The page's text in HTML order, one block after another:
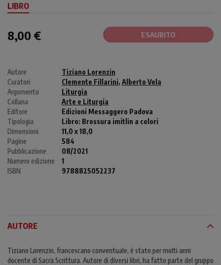
LIBRO
8,00 € ESAURITO
Autore
Tiziano Lorenzin
Curatori
Clemente Fillarini, Alberto Vela
Argomento
Liturgia
Collana
Arte e Liturgia
Editore
Edizioni Messaggero Padova
Tipologia
Libro: Brossura imitlin a colori
Dimensioni
11,0 x 18,0
Pagine
584
Pubblicazione
08/2021
Numero edizione
1
ISBN
9788825052237
AUTORE
Tiziano Lorenzin, francescano conventuale, è stato per molti anni
docente di Sacra Scrittura. Autore di diversi libri, ha fatto parte del gruppo